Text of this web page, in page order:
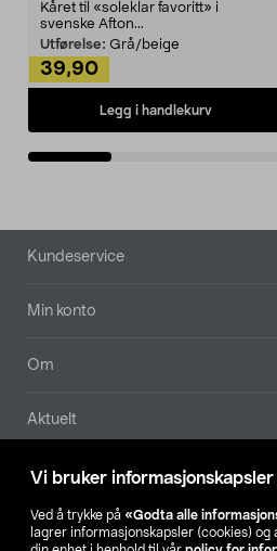
Vi bruker informasjonskapsler
Ved å trykke på «Godta alle
lagrer informasjonskapsler (cookies) og
Kåret til «soleklar favoritt» i
svenske Afton...
Utførelse: Grå/beige
39,90
Legg i handlekurv
Bunntekst
Kundeservice
Min konto
Om
Aktuelt
Våre selskaper
Finn din